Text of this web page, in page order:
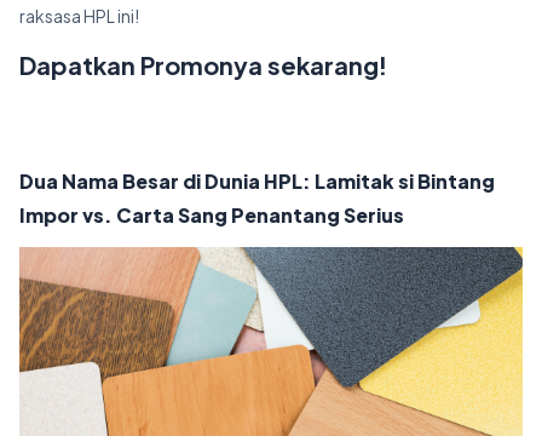
raksasa HPL ini!
Dapatkan Promonya sekarang!
Dua Nama Besar di Dunia HPL: Lamitak si Bintang
Impor vs. Carta Sang Penantang Serius